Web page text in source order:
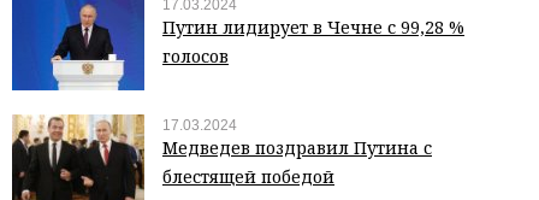
17.03.2024
Путин лидирует в Чечне с 99,28 %
голосов
17.03.2024
Медведев поздравил Путина с
блестящей победой